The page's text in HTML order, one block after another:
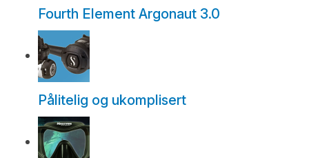
Fourth Element Argonaut 3.0
Pålitelig og ukomplisert